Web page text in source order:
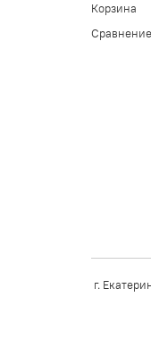
Корзина
Сравнение
г.